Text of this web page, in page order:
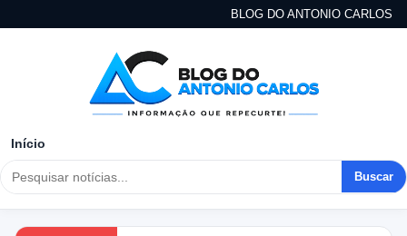
BLOG DO ANTONIO CARLOS
Início
Buscar